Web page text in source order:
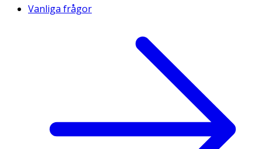
Vanliga frågor